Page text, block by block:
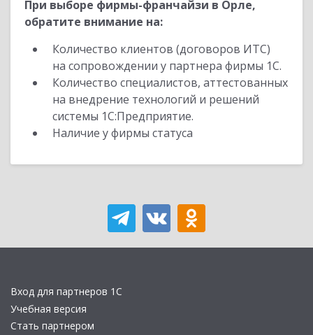
При выборе фирмы-франчайзи в Орле,
обратите внимание на:
Количество клиентов (договоров ИТС)
на сопровождении у партнера фирмы 1С.
Количество специалистов, аттестованных
на внедрение технологий и решений
системы 1С:Предприятие.
Наличие у фирмы статуса
Вход для партнеров 1С
Учебная версия
Стать партнером